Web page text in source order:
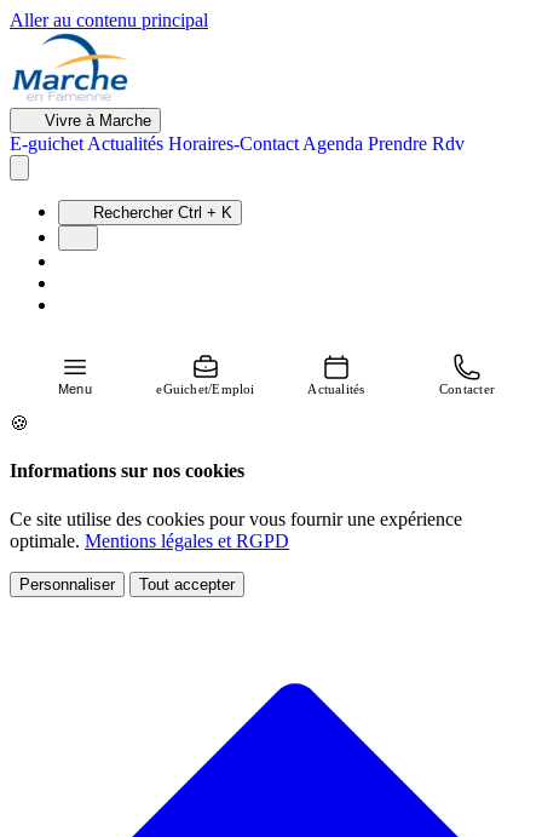
Aller au contenu principal
Vivre à Marche
E-guichet Actualités Horaires-Contact Agenda Prendre Rdv
Rechercher Ctrl + K
Menu eGuichet/Emploi Actualités Contacter
🍪
Informations sur nos cookies
Ce site utilise des cookies pour vous fournir une expérience
optimale. Mentions légales et RGPD
Personnaliser Tout accepter